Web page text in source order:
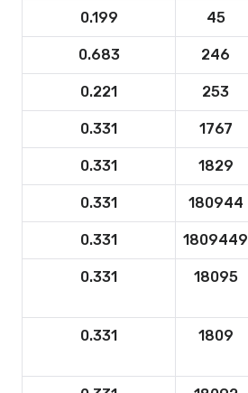
45
0.199
246
0.683
253
0.221
1767
0.331
1829
0.331
180944
0.331
1809449
0.331
18095
0.331
1809
0.331